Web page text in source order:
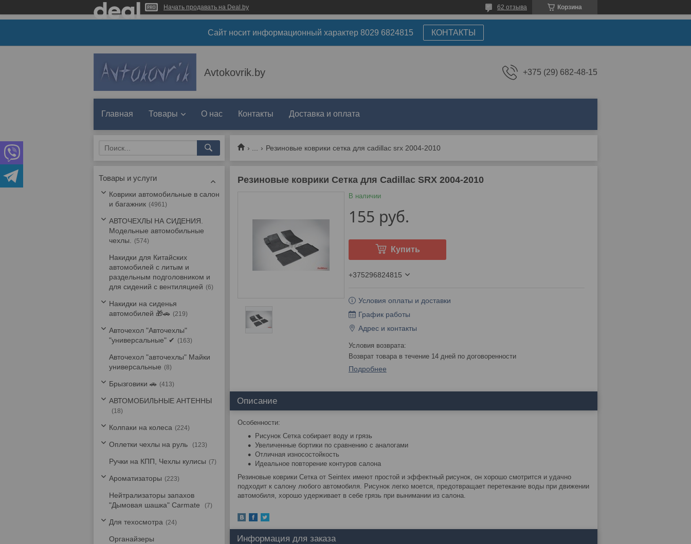
Начать продавать на Deal.by Корзина
62 отзыва
Сайт носит информационный характер 8029 6824815 КОНТАКТЫ
Avtokovrik.by +375 (29) 682-48-15
Главная Товары О нас Контакты Доставка и оплата
Резиновые коврики сетка для cadillac srx 2004-2010
Резиновые коврики Сетка для Cadillac SRX 2004-2010
В наличии
155 руб.
Купить
+375296824815
Условия оплаты и доставки
График работы
Адрес и контакты
возврат товара в течение 14 дней по договоренности
Подробнее
Описание
Особенности:
Рисунок Сетка собирает воду и грязь
Увеличенные бортики по сравнению с аналогами
Отличная износостойкость
Идеальное повторение контуров салона
Резиновые коврики Сетка от Seintex имеют простой и эффектный рисунок, он хорошо смотрится и удачно
подходит к салону любого автомобиля. Рисунок легко моется, предотвращает перетекание воды при движении
автомобиля, хорошо удерживает в себе грязь при вынимании из салона.
Информация для заказа
Товары и услуги
Коврики автомобильные в салон
и багажник
4961
АВТОЧЕХЛЫ НА СИДЕНИЯ.
Модельные автомобильные
чехлы.
574
Накидки для Китайских
автомобилей с литым и
раздельным подголовником и
для сидений с вентиляцией
6
Накидки на сиденья
автомобилей 🎁🚗
219
Авточехол "Авточехлы"
"универсальные" ✔
163
Авточехол "авточехлы" Майки
универсальные
8
Брызговики 🚗 413
АВТОМОБИЛЬНЫЕ АНТЕННЫ
18
Колпаки на колеса 224
Оплетки чехлы на руль 123
Ручки на КПП, Чехлы кулисы 7
Ароматизаторы 223
Нейтрализаторы запахов
"Дымовая шашка" Carmate
7
Для техосмотра 24
Органайзеры